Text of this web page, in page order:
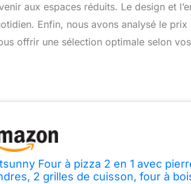
aux espaces réduits. Le design et
Enfin, nous avons analysé le
offrir une sélection optimale selon
Four à pizza 2 en 1 avec
2 grilles de cuisson, four à